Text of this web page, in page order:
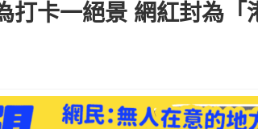
打卡一絕景 網紅封為